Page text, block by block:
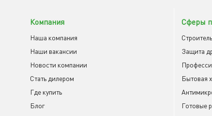
Компания
Наша компания
Наши вакансии
Новости компании
Cтать дилером
Где купить
Блог
Сферы
Защита
Бытовая
Готовые